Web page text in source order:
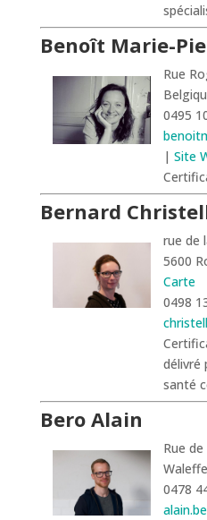
Benoît Marie-
Rue
0495
| Site
Bernard
rue de
5600
Carte
0498
délivré
santé
Bero Alain
Rue
0478